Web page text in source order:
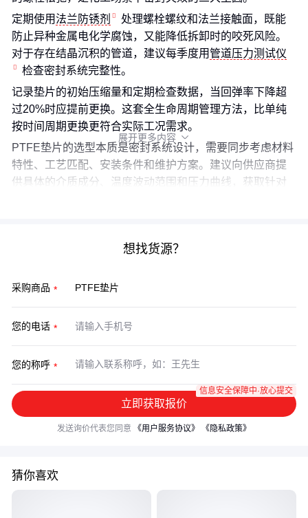
定期使用法兰防锈剂
处理螺栓螺纹和法兰接触面，既能
防止异种金属电化学腐蚀，又能降低拆卸时的咬死风险。
对于存在结晶沉积的管道，建议每季度用 管道压力测试仪
检查密封系统完整性。
记录垫片的初始压缩量和定期检查数据，当回弹率下降超
过20%时应提前更换。这套全生命周期管理方法，比单纯
按时间周期更换更符合实际工况需求。
PTFE垫片的选型本质是密封系统设计，需要同步考虑材料
特性、工艺匹配、安装条件和维护方案。建议向供应商提
供具体的介质成分、温度波动范围和压力曲线，获取针对
展开更多内容 
想找货源？
采购商品
您的电话
您的称呼
立即获取报价
信息安全保障中·放心提交
发送询价代表您同意 《用户服务协议》 《隐私政策》
猜你喜欢